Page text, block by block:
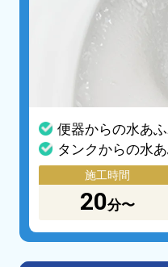
便器からの水あ
タンクからの水
施工時間
20分〜